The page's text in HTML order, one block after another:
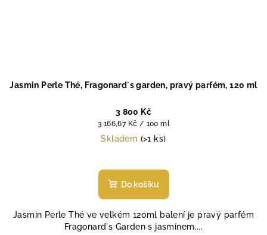
Jasmin Perle Thé, Fragonard´s garden, pravý parfém, 120 ml
3 800 Kč
Měrná
cena:
3 166,67 Kč / 100 ml
Skladem (>1 ks)
hodnocení
produktu
z
5
Do košíku
Jasmin Perle Thé ve velkém 120ml balení je pravý parfém
Fragonard's Garden s jasmínem,...